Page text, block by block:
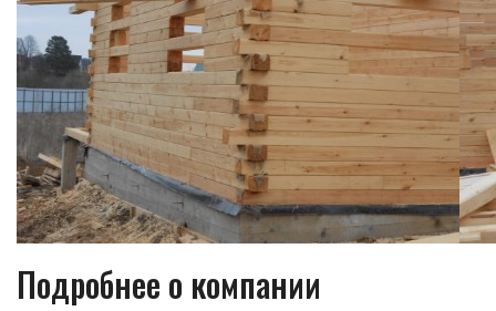
Подробнее о компании